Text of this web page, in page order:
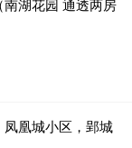
湖花园 通透两房
凰城小区，郢城